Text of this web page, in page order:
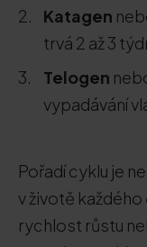
Katagen
trvá 2 až 3
Telogen
vypadávání
Pořadí cyklu je
v životě
rychlost růstu